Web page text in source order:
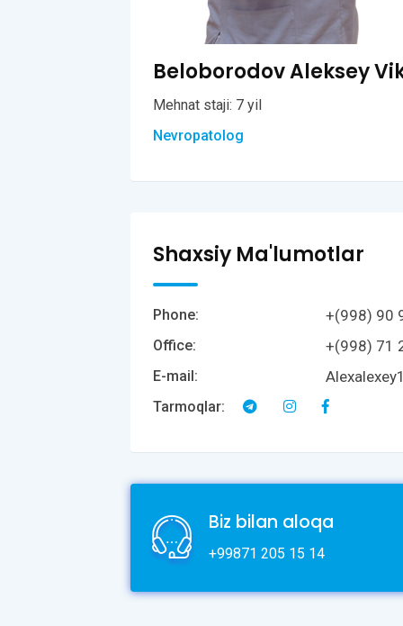
Beloborodov Aleksey
Mehnat staji: 7 yil
Nevropatolog
Shaxsiy Ma'lumotlar
Phone: +(998) 90
Office: +(998) 71
E-mail:
Tarmoqlar:
Biz bilan aloqa
+99871 205 15 14